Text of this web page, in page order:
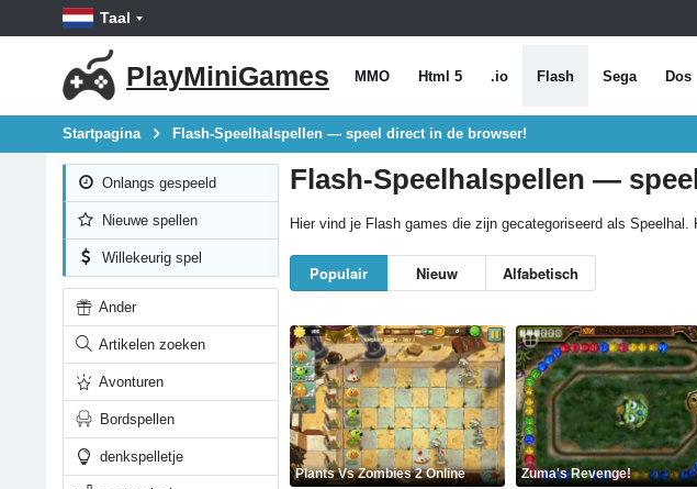
Taal
PlayMiniGames MMO Html 5 .io Flash Sega Dos
Startpagina Flash-Speelhalspellen — speel direct in de browser!
Onlangs gespeeld
Nieuwe spellen
Willekeurig spel
Ander
Artikelen zoeken
Avonturen
Bordspellen
denkspelletje
Flash-Speelhalspellen —
Hier vind je Flash games die zijn gecategoriseerd als
Populair Nieuw Alfabetisch
Plants Vs Zombies 2 Online Zuma's Revenge!